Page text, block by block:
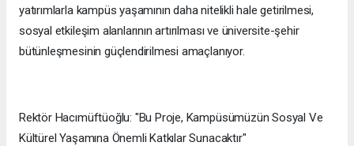
yatırımlarla kampüs yaşamının daha nitelikli hale getirilmesi,
sosyal etkileşim alanlarının artırılması ve üniversite-şehir
bütünleşmesinin güçlendirilmesi amaçlanıyor.
Rektör Hacımüftüoğlu: "Bu Proje, Kampüsümüzün Sosyal Ve
Kültürel Yaşamına Önemli Katkılar Sunacaktır"